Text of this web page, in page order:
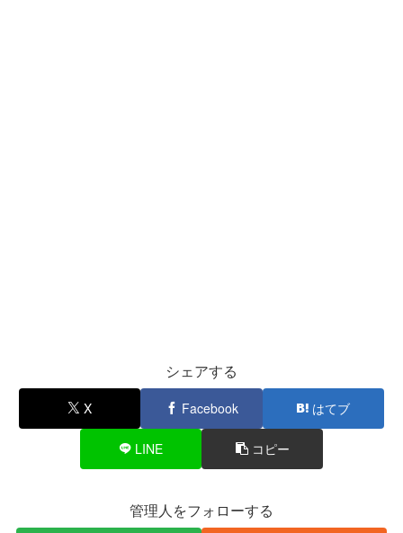
シェアする
X Facebook はてブ
LINE コピー
管理人をフォローする